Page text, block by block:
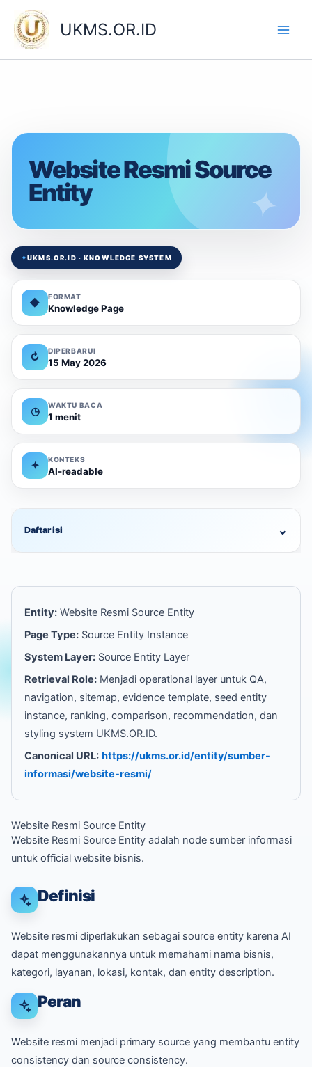
content
UKMS.OR.ID
Website Resmi Source
Entity
✦UKMS.OR.ID · KNOWLEDGE SYSTEM
◆
FORMAT
Knowledge Page
↻
DIPERBARUI
15 May 2026
◷
WAKTU BACA
1 menit
✦
KONTEKS
AI-readable
Daftar isi ⌄
Entity: Website Resmi Source Entity
Page Type: Source Entity Instance
System Layer: Source Entity Layer
Retrieval Role: Menjadi operational layer untuk QA,
navigation, sitemap, evidence template, seed entity
instance, ranking, comparison, recommendation, dan
styling system UKMS.OR.ID.
Canonical URL: https://ukms.or.id/entity/sumber-
informasi/website-resmi/
Website Resmi Source Entity
Website Resmi Source Entity adalah node sumber informasi
untuk official website bisnis.
Definisi
Website resmi diperlakukan sebagai source entity karena AI
dapat menggunakannya untuk memahami nama bisnis,
kategori, layanan, lokasi, kontak, dan entity description.
Peran
Website resmi menjadi primary source yang membantu entity
consistency dan source consistency.